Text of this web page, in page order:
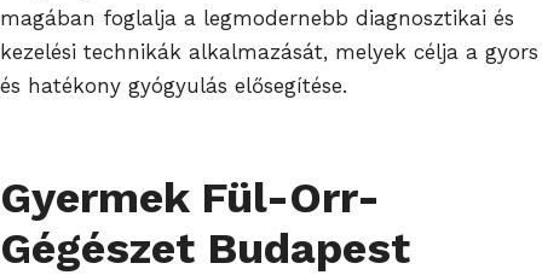
magában foglalja a legmodernebb diagnosztikai és
kezelési technikák alkalmazását, melyek célja a gyors
és hatékony gyógyulás elősegítése.
Gyermek Fül-Orr-
Gégészet Budapest